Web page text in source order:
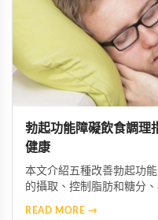
勃起功能障礙飲食調理
健康
本文介紹五種改善勃起功
的攝取、控制脂肪和糖分
READ MORE →